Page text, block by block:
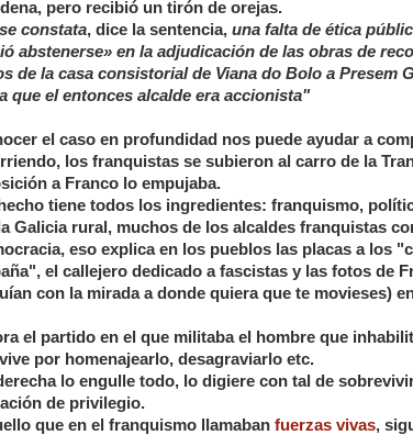
pero recibió un tirón de orejas.
constata, dice la sentencia, una falta de ética
abstenerse» en la adjudicación de las obras de
de la casa consistorial de Viana do Bolo a Presem
que el entonces alcalde era accionista"
el caso en profundidad nos puede ayudar a
los franquistas se subieron al carro de la
a Franco lo empujaba.
tiene todos los ingredientes: franquismo,
Galicia rural, muchos de los alcaldes franquistas
eso explica en los pueblos las placas a los
el callejero dedicado a fascistas y las fotos de
con la mirada a donde quiera que te movieses)
el partido en el que militaba el hombre que
por homenajearlo, desagraviarlo etc.
lo engulle todo, lo digiere con tal de
de privilegio.
que en el franquismo llamaban fuerzas vivas,